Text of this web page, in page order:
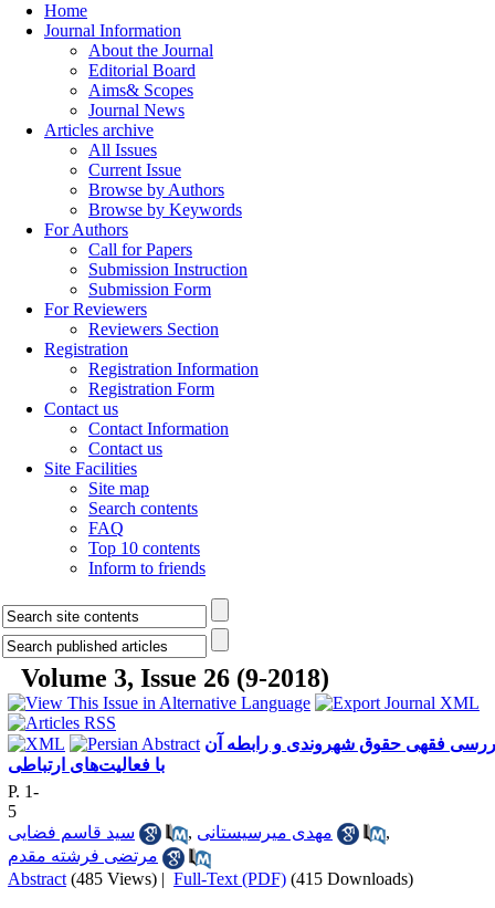
Home
Journal Information
About the Journal
Editorial Board
Aims& Scopes
Journal News
Articles archive
All Issues
Current Issue
Browse by Authors
Browse by Keywords
For Authors
Call for Papers
Submission Instruction
Submission Form
For Reviewers
Reviewers Section
Registration
Registration Information
Registration Form
Contact us
Contact Information
Contact us
Site Facilities
Site map
Search contents
FAQ
Top 10 contents
Inform to friends
Volume 3, Issue 26 (9-2018)
فقهی حقوق شهروندی و رابطه آن
با فعالیت‌های ارتباطی
P. 1-
5
سید قاسم فضایی
, مهدی میرسیستانی
,
مرتضی فرشته مقدم
Abstract (485 Views) | Full-Text (PDF) (415 Downloads)